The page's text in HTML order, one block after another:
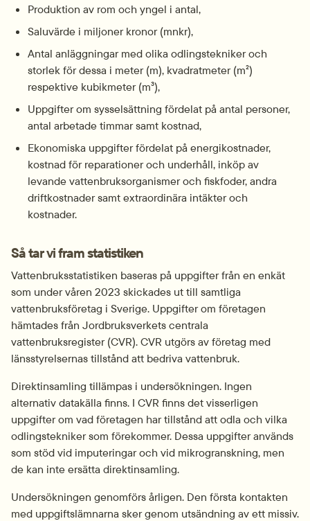
Produktion av rom och yngel i antal,
Saluvärde i miljoner kronor (mnkr),
Antal anläggningar med olika odlingstekniker och
storlek för dessa i meter (m), kvadratmeter (m²)
respektive kubikmeter (m³),
Uppgifter om sysselsättning fördelat på antal personer,
antal arbetade timmar samt kostnad,
Ekonomiska uppgifter fördelat på energikostnader,
kostnad för reparationer och underhåll, inköp av
levande vattenbruksorganismer och fiskfoder, andra
driftkostnader samt extraordinära intäkter och
kostnader.
Så tar vi fram statistiken
Vattenbruksstatistiken baseras på uppgifter från en enkät
som under våren 2023 skickades ut till samtliga
vattenbruksföretag i Sverige. Uppgifter om företagen
hämtades från Jordbruksverkets centrala
vattenbruksregister (CVR). CVR utgörs av företag med
länsstyrelsernas tillstånd att bedriva vattenbruk.
Direktinsamling tillämpas i undersökningen. Ingen
alternativ datakälla finns. I CVR finns det visserligen
uppgifter om vad företagen har tillstånd att odla och vilka
odlingstekniker som förekommer. Dessa uppgifter används
som stöd vid imputeringar och vid mikrogranskning, men
de kan inte ersätta direktinsamling.
Undersökningen genomförs årligen. Den första kontakten
med uppgiftslämnarna sker genom utsändning av ett missiv.